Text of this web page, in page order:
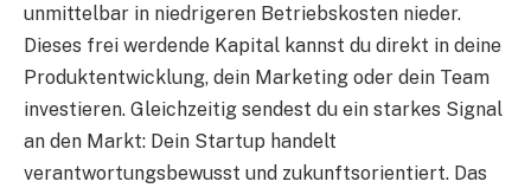
unmittelbar in niedrigeren Betriebskosten nieder.
Dieses frei werdende Kapital kannst du direkt in deine
Produktentwicklung, dein Marketing oder dein Team
investieren. Gleichzeitig sendest du ein starkes Signal
an den Markt: Dein Startup handelt
verantwortungsbewusst und zukunftsorientiert. Das